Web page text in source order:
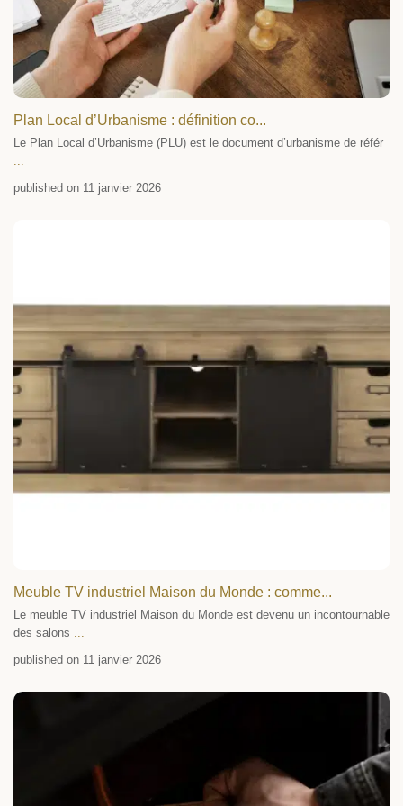
Plan Local d’Urbanisme : définition co...
Le Plan Local d’Urbanisme (PLU) est le document d’urbanisme de référ
published on 11 janvier 2026
Meuble TV industriel Maison du Monde : comme...
Le meuble TV industriel Maison du Monde est devenu un incontournable
des salons ...
published on 11 janvier 2026